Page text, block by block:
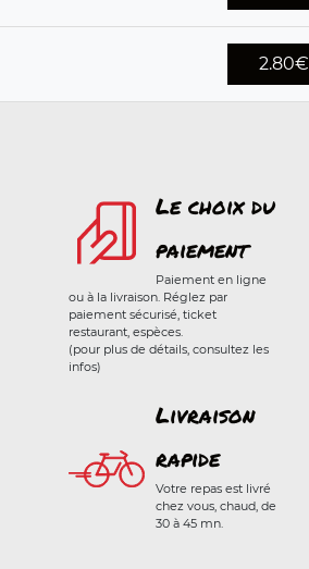
2.80€
Le choix du
paiement
Paiement en ligne
ou à la livraison. Réglez par
paiement sécurisé, ticket
restaurant, espèces.
(pour plus de détails, consultez les
infos)
Livraison
rapide
Votre repas est livré
chez vous, chaud, de
30 à 45 mn.